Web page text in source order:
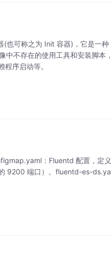
也可称之为 Init 容器)，它是一种
中不存在的使用工具和安装脚本，
序启动等。
：Fluentd 配置，定义
9200 端口）。fluentd-es-ds.ya